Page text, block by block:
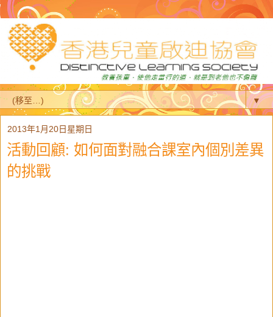
▼
2013年1月20日星期日
活動回顧: 如何面對融合課室內個別差異
的挑戰